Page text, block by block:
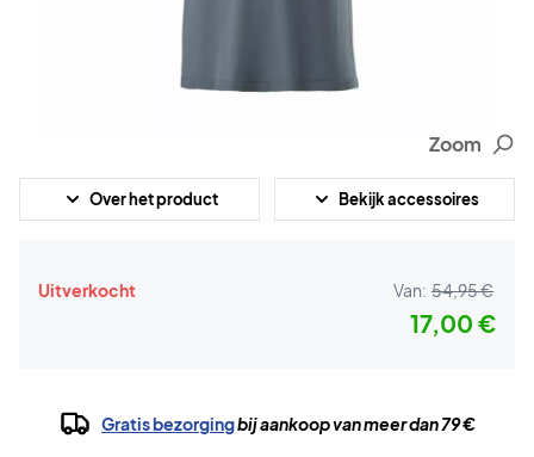
Zoom
Over het product Bekijk accessoires
Uitverkocht Van: 54,95 €
17,00 €
Gratis bezorgingbij aankoop van meer dan 79 €